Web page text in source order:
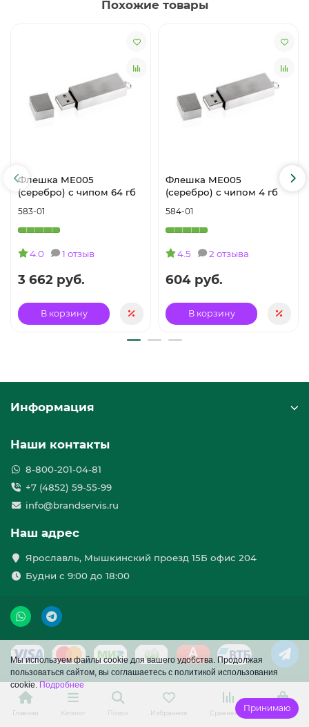
Похожие товары
Флешка ME005
(серебро) с чипом 64 гб
583-01
4.0 1 отзыв
3 662 руб.
В корзину
Флешка ME005
(серебро) с чипом 4 гб
584-01
4.5 2 отзыва
604 руб.
В корзину
Мы используем файлы cookie для вашего удобства. Продолжая
пользоваться сайтом, вы соглашаетесь с политикой использования
cookie.Подробнее
Принимаю
Информация
Наши контакты
8-800-201-04-81
+7 (4852) 59-55-99
info@brandservis.ru
Наш адрес
Ярославль, Мышкинский проезд 15Б офис 204
Будни с 9:00 до 18:00
Главная Каталог Поиск Избранное Сравнение Корзина